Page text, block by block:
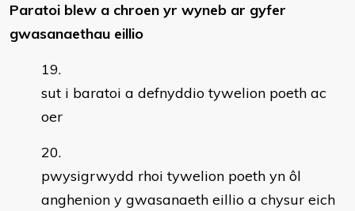
Paratoi blew a chroen yr wyneb ar gyfer
gwasanaethau eillio
sut i baratoi a defnyddio tywelion poeth ac
oer
pwysigrwydd rhoi tywelion poeth yn ôl
anghenion y gwasanaeth eillio a chysur eich